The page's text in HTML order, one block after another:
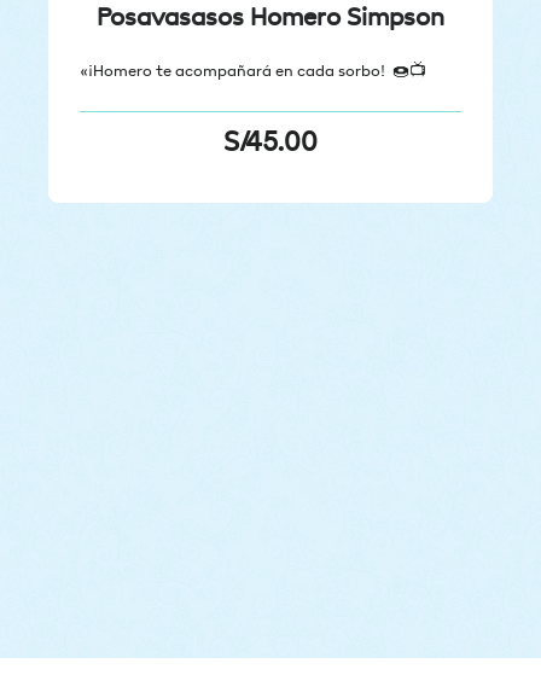
Posavasasos Homero Simpson
«¡Homero te acompañará en cada sorbo! 🍩📺
S/45.00